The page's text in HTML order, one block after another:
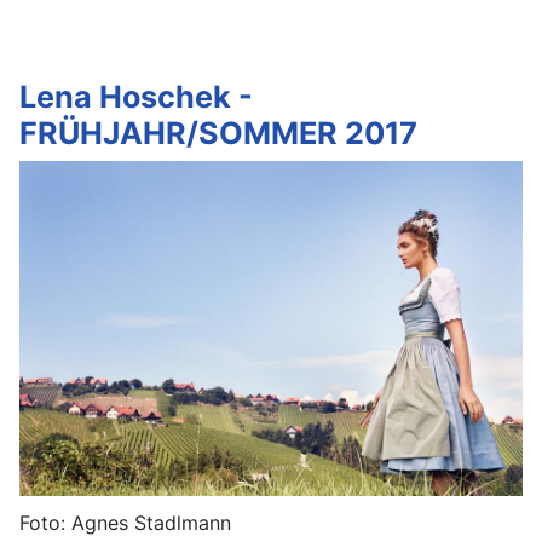
Lena Hoschek -
FRÜHJAHR/SOMMER 2017
Foto: Agnes Stadlmann